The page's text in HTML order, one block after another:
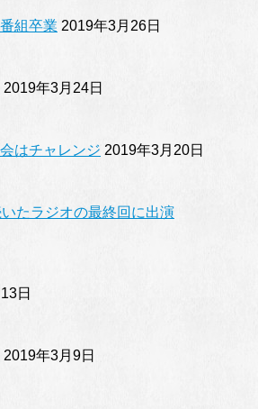
組卒業 2019年3月26日
2019年3月24日
はチャレンジ 2019年3月20日
たラジオの最終回に出演
日
2019年3月9日